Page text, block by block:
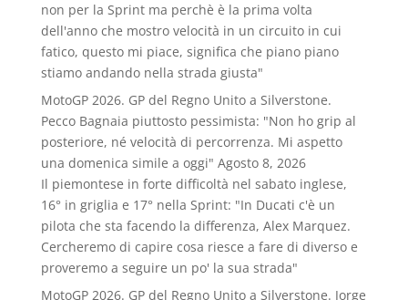
non per la Sprint ma perchè è la prima volta
dell'anno che mostro velocità in un circuito in cui
fatico, questo mi piace, significa che piano piano
stiamo andando nella strada giusta"
MotoGP 2026. GP del Regno Unito a Silverstone.
Pecco Bagnaia piuttosto pessimista: "Non ho grip al
posteriore, né velocità di percorrenza. Mi aspetto
una domenica simile a oggi" Agosto 8, 2026
Il piemontese in forte difficoltà nel sabato inglese,
16° in griglia e 17° nella Sprint: "In Ducati c'è un
pilota che sta facendo la differenza, Alex Marquez.
Cercheremo di capire cosa riesce a fare di diverso e
proveremo a seguire un po' la sua strada"
MotoGP 2026. GP del Regno Unito a Silverstone. Jorge